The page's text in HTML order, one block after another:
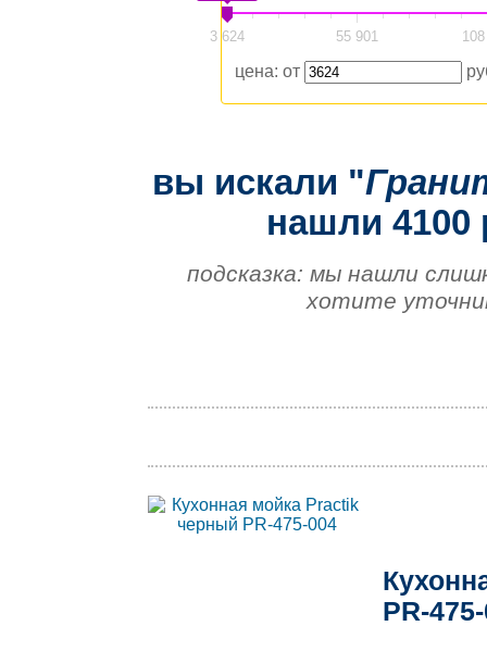
3 624 55 901
цена: от
вы искали "
нашли 4100
подсказка: мы нашли
хотите
PR-